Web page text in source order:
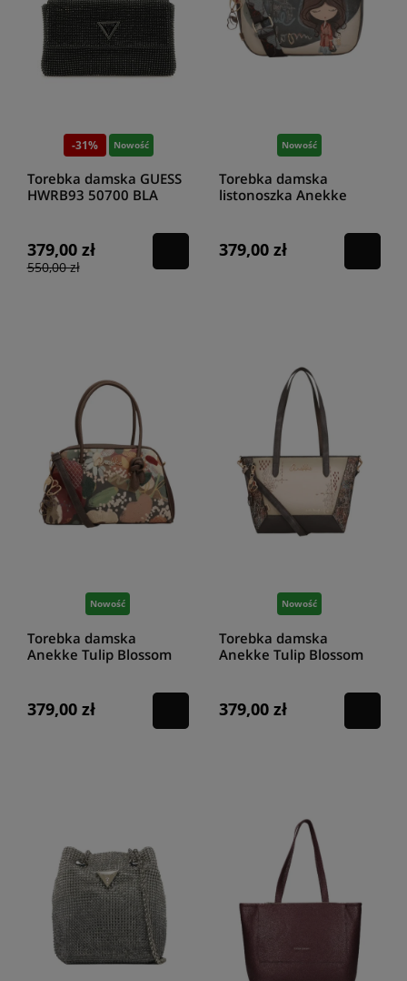
-31% Nowość
Torebka damska GUESS
HWRB93 50700 BLA
379,00 zł
550,00 zł
Nowość
Torebka damska
listonoszka Anekke
379,00 zł
Nowość
Torebka damska
Anekke Tulip Blossom
379,00 zł
Nowość
Torebka damska
Anekke Tulip Blossom
379,00 zł